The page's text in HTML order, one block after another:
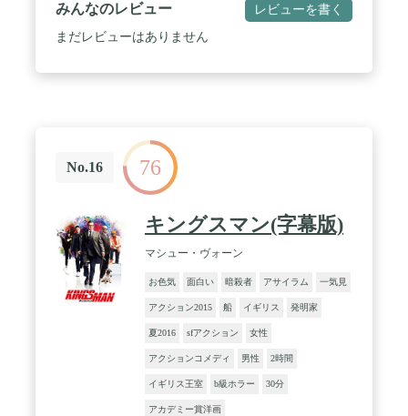
みんなのレビュー レビューを書く
まだレビューはありません
No.16 76
キングスマン(字幕版)
マシュー・ヴォーン
お色気 面白い 暗殺者 アサイラム 一気見
アクション2015 船 イギリス 発明家
夏2016 sfアクション 女性
アクションコメディ 男性 2時間
イギリス王室 b級ホラー 30分
アカデミー賞洋画